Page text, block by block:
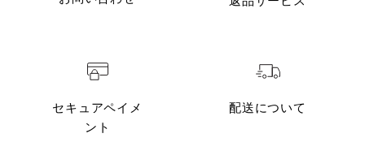
セキュアペイメ
ント
配送について